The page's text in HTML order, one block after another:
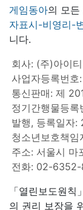
게임동아의 모든
자표시-비영리-
니다.
회사: (주)아이
사업자등록번
통신판매: 제
정기간행물등
발행, 등록일자:
청소년보호책임
주소: 서울시
전화: 02-
「열린보도원
의 권리 보장을